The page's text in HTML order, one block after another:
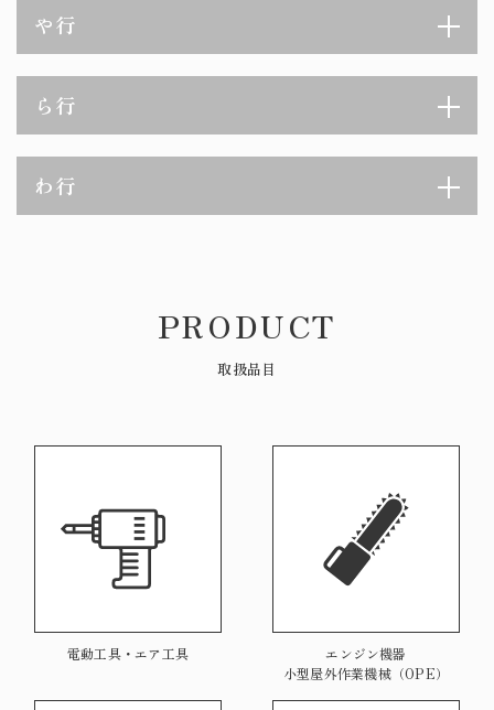
や行
ら行
わ行
PRODUCT
取扱品目
電動工具・エア工具 エンジン機器
​​​​​​​小型屋外作業機械（OPE）